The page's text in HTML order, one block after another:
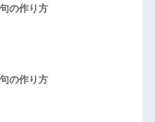
の作り方
の作り方